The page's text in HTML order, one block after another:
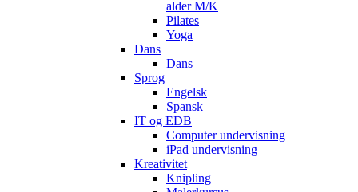
alder M/K
Pilates
Yoga
Dans
Dans
Sprog
Engelsk
Spansk
IT og EDB
Computer undervisning
iPad undervisning
Kreativitet
Knipling